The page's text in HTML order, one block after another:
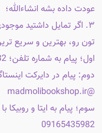
عودت داده بشه انشاءالله؛
۳. اگر تمایل داشتید
تون رو، بهترین و سریع
اول؛ پیام به شماره تلفن؛ 09165435982
دوم: پیام در دایرکت
@madmolibookshop.ir
سوم؛ پیام به ایتا و روبیکا
09165435982